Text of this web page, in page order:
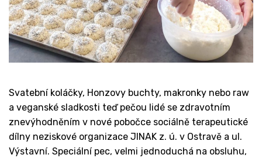
Svatební koláčky, Honzovy buchty, makronky nebo raw
a veganské sladkosti teď pečou lidé se zdravotním
znevýhodněním v nové pobočce sociálně terapeutické
dílny neziskové organizace JINAK z. ú. v Ostravě a ul.
Výstavní. Speciální pec, velmi jednoduchá na obsluhu,